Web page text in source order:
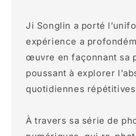
Ji Songlin a porté
expérience a
œuvre en façonnant sa
poussant à explorer
quotidiennes
À travers sa série de